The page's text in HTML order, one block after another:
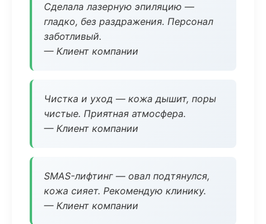
Сделала лазерную эпиляцию —
гладко, без раздражения. Персонал
заботливый.
— Клиент компании
Чистка и уход — кожа дышит, поры
чистые. Приятная атмосфера.
— Клиент компании
SMAS-лифтинг — овал подтянулся,
кожа сияет. Рекомендую клинику.
— Клиент компании